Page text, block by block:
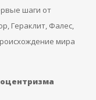
шаги от
Гераклит, Фалес,
мира